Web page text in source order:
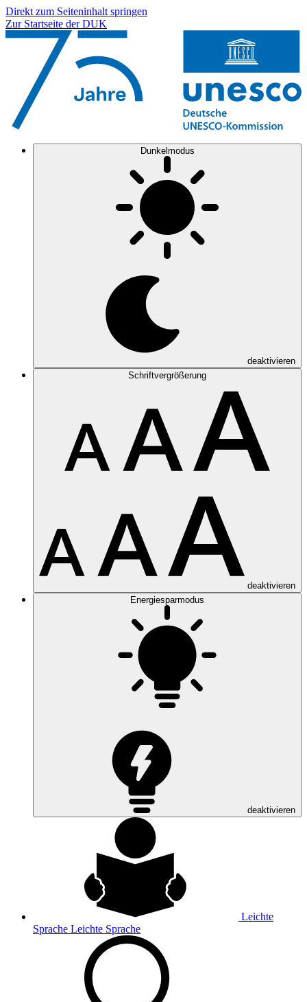
Direkt zum Seiteninhalt springen
Zur Startseite der DUK
Dunkelmodus
deaktivieren
Schriftvergrößerung
deaktivieren
Energiesparmodus
deaktivieren
Leichte
Sprache Leichte Sprache